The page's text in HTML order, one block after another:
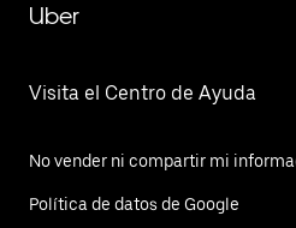
Uber
Visita el Centro de Ayuda
No vender ni compartir mi
Política de datos de Google